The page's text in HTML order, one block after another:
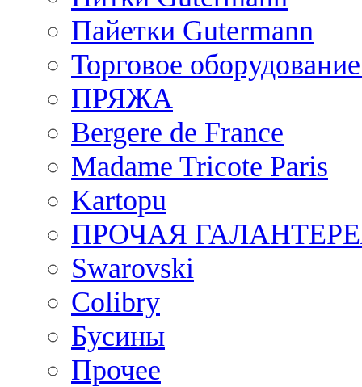
Пайетки Gutermann
Торговое
ПРЯЖА
Bergere de France
Madame Tricote Paris
Kartopu
ПРОЧАЯ
Swarovski
Colibry
Бусины
Прочее